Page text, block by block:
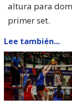
altura para
primer set.
Lee también...